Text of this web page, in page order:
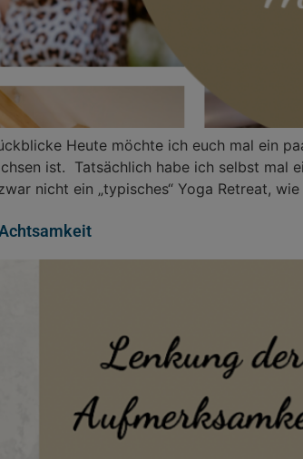
Heute möchte ich euch mal ein
ist. Tatsächlich habe ich selbst mal
nicht ein „typisches“ Yoga Retreat,